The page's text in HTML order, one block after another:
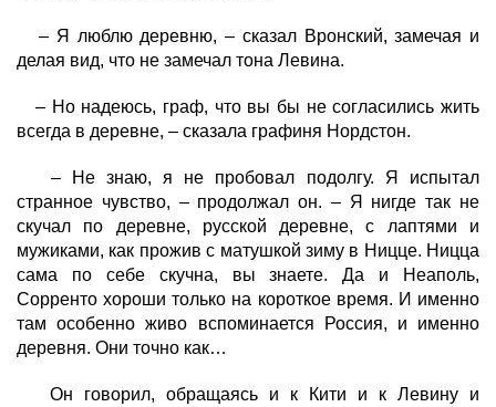
– Я люблю деревню, – сказал Вронский, замечая и
делая вид, что не замечал тона Левина.
– Но надеюсь, граф, что вы бы не согласились жить
всегда в деревне, – сказала графиня Нордстон.
– Не знаю, я не пробовал подолгу. Я испытал
странное чувство, – продолжал он. – Я нигде так не
скучал по деревне, русской деревне, с лаптями и
мужиками, как прожив с матушкой зиму в Ницце. Ницца
сама по себе скучна, вы знаете. Да и Неаполь,
Сорренто хороши только на короткое время. И именно
там особенно живо вспоминается Россия, и именно
деревня. Они точно как…
Он говорил, обращаясь и к Кити и к Левину и